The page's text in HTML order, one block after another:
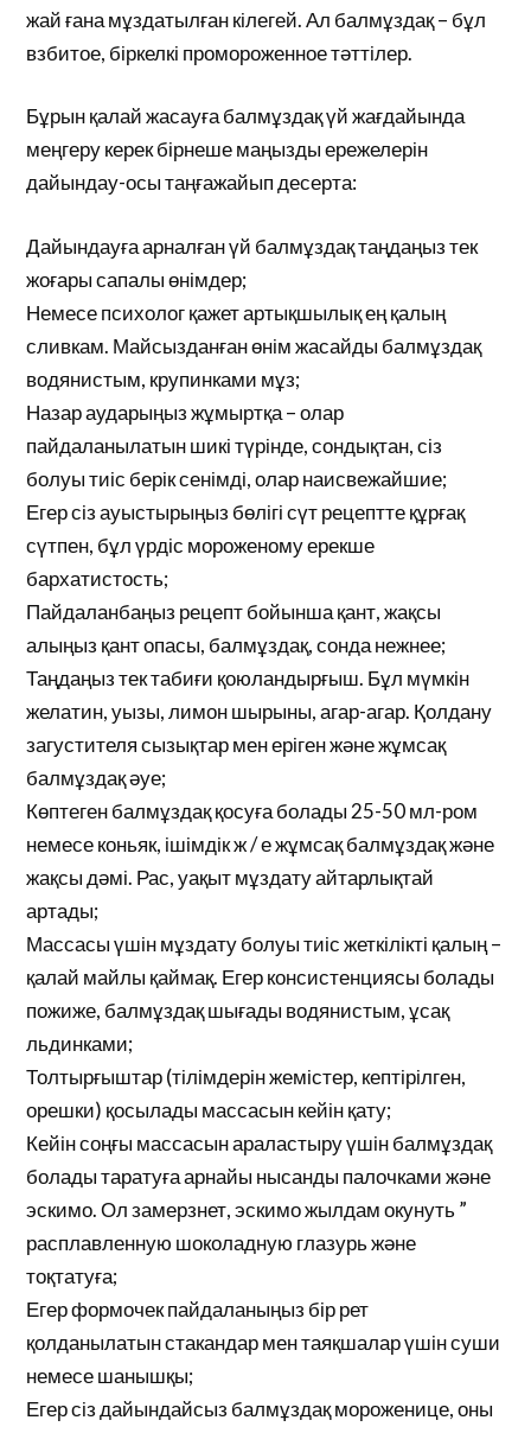
жай ғана мұздатылған кілегей. Ал балмұздақ – бұл
взбитое, біркелкі промороженное тәттілер.
Бұрын қалай жасауға балмұздақ үй жағдайында
меңгеру керек бірнеше маңызды ережелерін
дайындау-осы таңғажайып десерта:
Дайындауға арналған үй балмұздақ таңдаңыз тек
жоғары сапалы өнімдер;
Немесе психолог қажет артықшылық ең қалың
сливкам. Майсызданған өнім жасайды балмұздақ
водянистым, крупинками мұз;
Назар аударыңыз жұмыртқа – олар
пайдаланылатын шикі түрінде, сондықтан, сіз
болуы тиіс берік сенімді, олар наисвежайшие;
Егер сіз ауыстырыңыз бөлігі сүт рецептте құрғақ
сүтпен, бұл үрдіс мороженому ерекше
бархатистость;
Пайдаланбаңыз рецепт бойынша қант, жақсы
алыңыз қант опасы, балмұздақ, сонда нежнее;
Таңдаңыз тек табиғи қоюландырғыш. Бұл мүмкін
желатин, уызы, лимон шырыны, агар-агар. Қолдану
загустителя сызықтар мен еріген және жұмсақ
балмұздақ әуе;
Көптеген балмұздақ қосуға болады 25-50 мл-ром
немесе коньяк, ішімдік ж / е жұмсақ балмұздақ және
жақсы дәмі. Рас, уақыт мұздату айтарлықтай
артады;
Массасы үшін мұздату болуы тиіс жеткілікті қалың –
қалай майлы қаймақ. Егер консистенциясы болады
пожиже, балмұздақ шығады водянистым, ұсақ
льдинками;
Толтырғыштар (тілімдерін жемістер, кептірілген,
орешки) қосылады массасын кейін қату;
Кейін соңғы массасын араластыру үшін балмұздақ
болады таратуға арнайы нысанды палочками және
эскимо. Ол замерзнет, эскимо жылдам окунуть ”
расплавленную шоколадную глазурь және
тоқтатуға;
Егер формочек пайдаланыңыз бір рет
қолданылатын стакандар мен таяқшалар үшін суши
немесе шанышқы;
Егер сіз дайындайсыз балмұздақ мороженице, оны